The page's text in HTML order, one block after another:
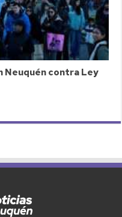
Neuquén contra Ley